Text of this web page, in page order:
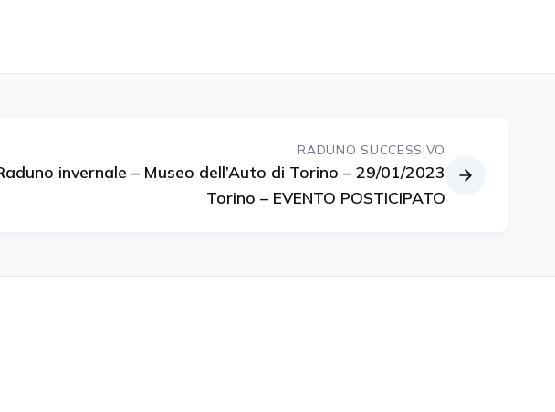
RADUNO SUCCESSIVO
invernale – Museo dell’Auto di Torino – 29/01/2023
Torino – EVENTO POSTICIPATO